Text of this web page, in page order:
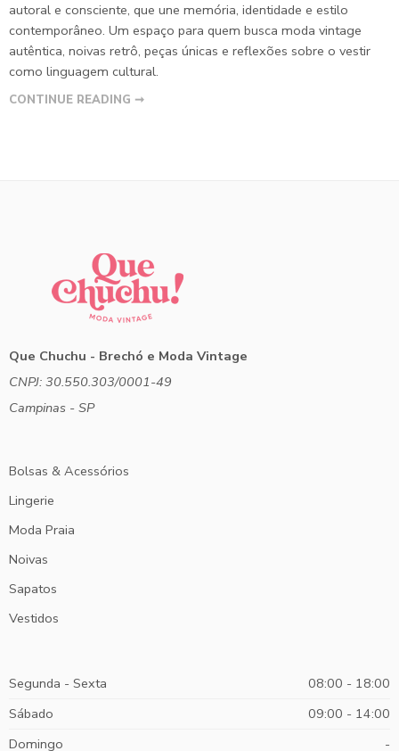
autoral e consciente, que une memória, identidade e estilo
contemporâneo. Um espaço para quem busca moda vintage
autêntica, noivas retrô, peças únicas e reflexões sobre o vestir
como linguagem cultural.
CONTINUE READING ➞
Que Chuchu - Brechó e Moda Vintage
CNPJ: 30.550.303/0001-49
Campinas - SP
Bolsas & Acessórios
Lingerie
Moda Praia
Noivas
Sapatos
Vestidos
Segunda - Sexta
08:00 - 18:00
Sábado
09:00 - 14:00
Domingo
-